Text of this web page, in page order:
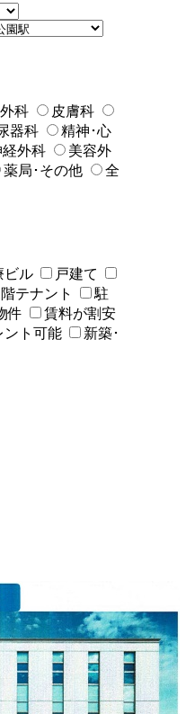
科
皮膚科
器科
精神･心
経外科
美容外
薬局･その他
全
ビル
戸建て
テナント
駐
件
賃料が割安
ント可能
新築･